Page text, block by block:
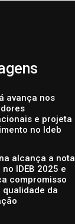
avança nos
e projeta
no Ideb
alcança a nota
no IDEB 2025 e
compromisso
qualidade da